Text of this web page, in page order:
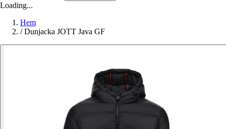
Loading...
Hem
/ Dunjacka JOTT Java GF